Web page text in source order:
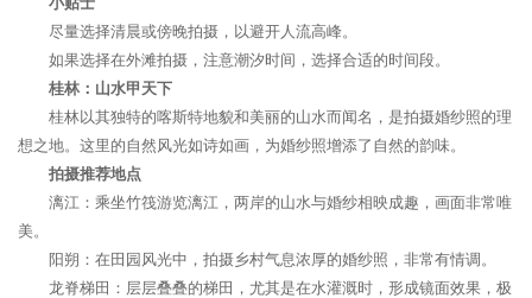
尽量选择清晨或傍晚拍摄，以避开人流高峰。
如果选择在外滩拍摄，注意潮汐时间，选择合适的时间段。
桂林：山水甲天下
桂林以其独特的喀斯特地貌和美丽的山水而闻名，是拍摄婚纱照的理
想之地。这里的自然风光如诗如画，为婚纱照增添了自然的韵味。
拍摄推荐地点
漓江：乘坐竹筏游览漓江，两岸的山水与婚纱相映成趣，画面非常唯
美。
阳朔：在田园风光中，拍摄乡村气息浓厚的婚纱照，非常有情调。
龙脊梯田：层层叠叠的梯田，尤其是在水灌溉时，形成镜面效果，极